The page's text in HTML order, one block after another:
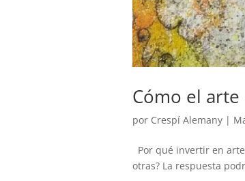
Cómo el
por Crespí Alemany|
Por qué invertir en
otras? La respuesta